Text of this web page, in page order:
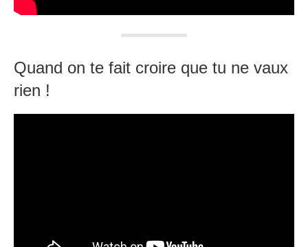
Quand on te fait croire que tu ne vaux
rien !